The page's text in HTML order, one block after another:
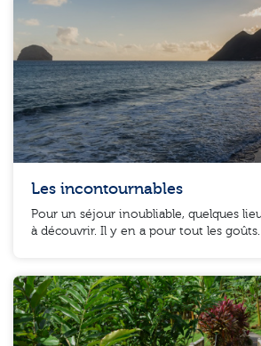
Les incontournables
Pour un séjour inoubliable, quelques
à découvrir. Il y en a pour tout les goûts.